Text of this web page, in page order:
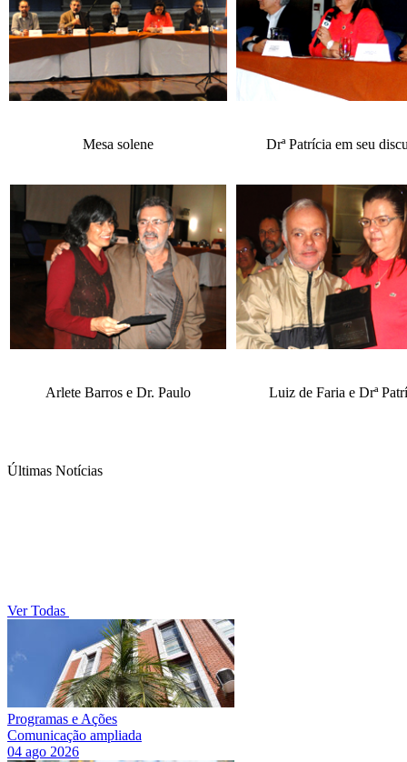
Mesa solene Drª Patrícia em seu
Arlete Barros e Dr. Paulo Luiz de Faria e Drª
Últimas Notícias
Ver Todas
Programas e Ações
Comunicação ampliada
04 ago 2026